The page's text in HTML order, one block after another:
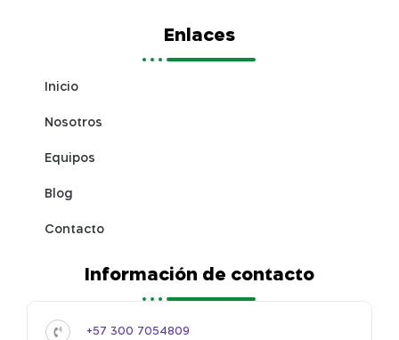
Enlaces
Inicio
Nosotros
Equipos
Blog
Contacto
Información de contacto
+57 300 7054809